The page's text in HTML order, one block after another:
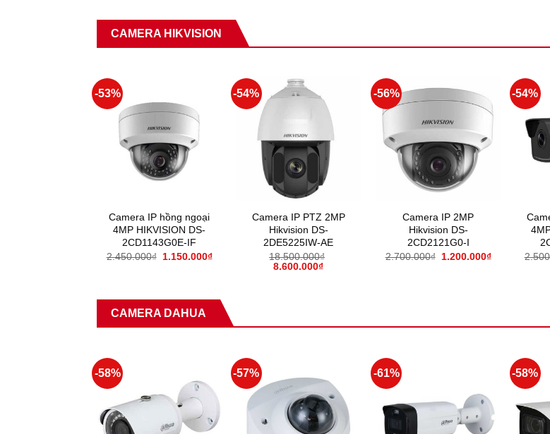
CAMERA HIKVISION
-53%
Camera IP hồng ngoại
4MP HIKVISION DS-
2CD1143G0E-IF
2.450.000₫ 1.150.000₫
-54%
Camera IP PTZ 2MP
Hikvision DS-
2DE5225IW-AE
18.500.000₫
8.600.000₫
-56%
Camera IP 2MP
Hikvision DS-
2CD2121G0-I
2.700.000₫ 1.200.000₫
-54%
CAMERA DAHUA
-58% -57% -61% -58%